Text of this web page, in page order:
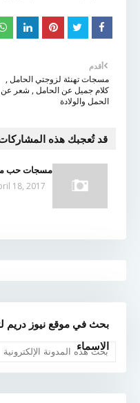
أقدم
مسجات تهنئة لزوجتي الحامل ,
كلام جميل عن الحامل , شعر عن
الحمل والولادة
قد تُعجبك هذه
مسجات حب
18, 2017
بحث في موقع نيوز دريم
الاسماء